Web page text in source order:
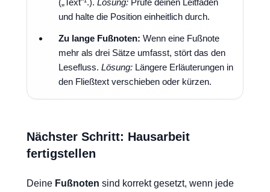
(„Text"¹.). Lösung: Prüfe deinen Leitfaden
und halte die Position einheitlich durch.
Zu lange Fußnoten: Wenn eine Fußnote
mehr als drei Sätze umfasst, stört das den
Lesefluss. Lösung: Längere Erläuterungen in
den Fließtext verschieben oder kürzen.
Nächster Schritt: Hausarbeit
fertigstellen
Deine Fußnoten sind korrekt gesetzt, wenn jede